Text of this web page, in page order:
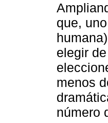
que,
elegir
menos
número